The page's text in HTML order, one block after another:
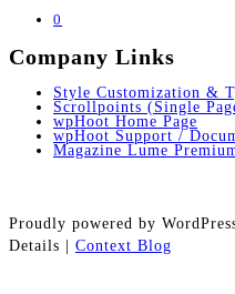
0
Company Links
Style Customization &
Scrollpoints (Single
wpHoot Home Page
wpHoot Support /
Magazine Lume
Proudly powered by
Details
Context Blog